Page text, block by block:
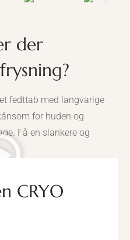
der
fedttab med langvarige
for huden og
Få en slankere og